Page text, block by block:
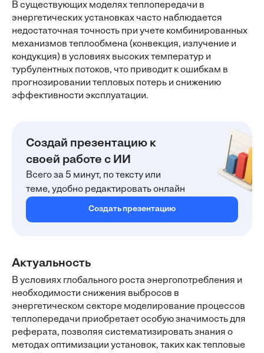
В существующих моделях теплопередачи в
энергетических установках часто наблюдается
недостаточная точность при учете комбинированных
механизмов теплообмена (конвекция, излучение и
кондукция) в условиях высоких температур и
турбулентных потоков, что приводит к ошибкам в
прогнозировании тепловых потерь и снижению
эффективности эксплуатации.
Создай презентацию к
своей работе с ИИ
Всего за 5 минут, по тексту или
теме, удобно редактировать онлайн
Создать презентацию
Актуальность
В условиях глобального роста энергопотребления и
необходимости снижения выбросов в
энергетическом секторе моделирование процессов
теплопередачи приобретает особую значимость для
реферата, позволяя систематизировать знания о
методах оптимизации установок, таких как тепловые